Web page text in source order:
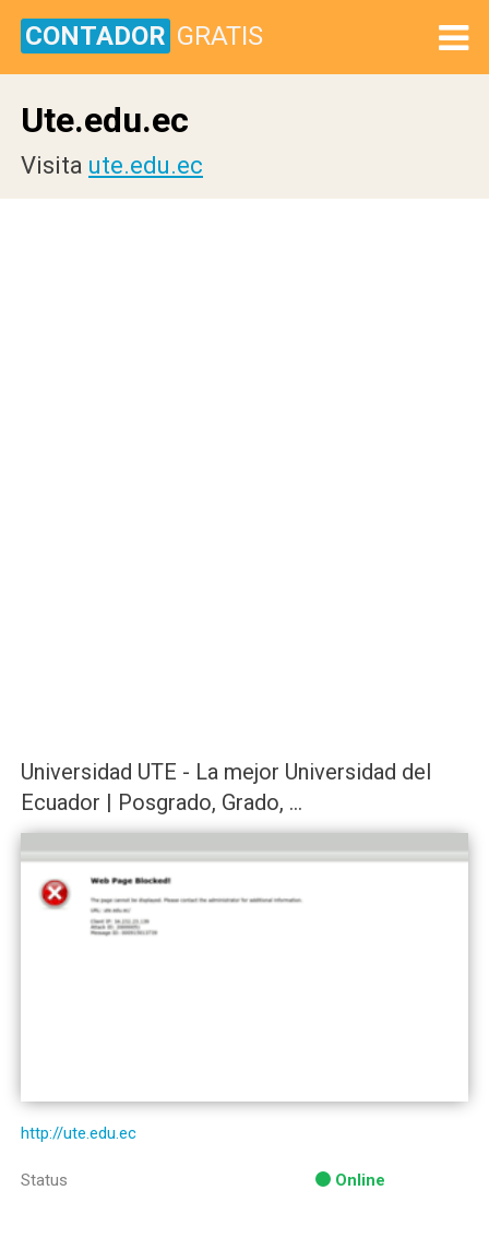
CONTADOR GRATIS
Ute.edu.ec
Visita ute.edu.ec
Universidad UTE - La mejor Universidad del
Ecuador | Posgrado, Grado, ...
http://ute.edu.ec
Status Online